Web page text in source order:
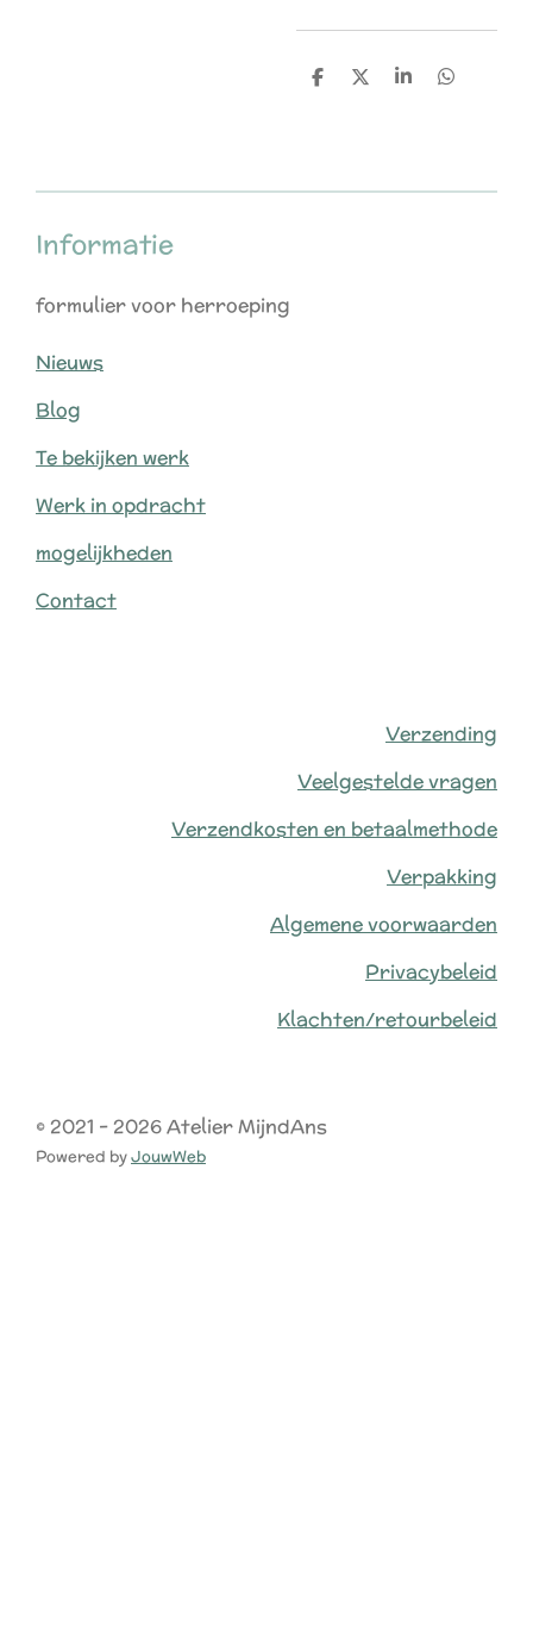
D
D
S
D
Informatie
formulier voor herroeping
Nieuws
Blog
Te bekijken werk
Werk in opdracht
mogelijkheden
Contact
Verzending
Veelgestelde vragen
Verzendkosten en betaalmethode
Verpakking
Algemene voorwaarden
Privacybeleid
Klachten/retourbeleid
© 2021 - 2026 Atelier MijndAns
Powered byJouwWeb